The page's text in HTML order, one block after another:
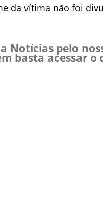
da vítima não foi
Notícias pelo
basta acessar o